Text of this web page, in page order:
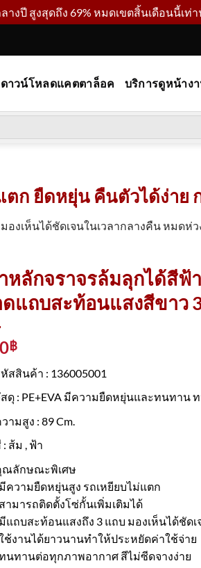
ลางปี สูงสุดถึง 69% หมดเขตสิ้นเดือนนี้เท่
ดาวน์โหลดแคตตาล็อค บริการดูหน้าง
ตก ยืดหยุ่น คืนตัวได้ง่า
งเห็นได้ชัดเจนในเวลากลางคืน หมดห่ว
หลักจราจรล้มลุกได้สีฟ้
แถบสะท้อนแสงสีขาว
฿
สสินค้า : 136005001
ดุ : PE+EVA มีความยืดหยุ่นและทนทาน
ามสูง : 89 Cm.
: ส้ม , ฟ้า
ณลักษณะพิเศษ
ความยืดหยุ่นสูง รถเหยียบไม่แตก
ามารถติดตั้งโซ่กั้นเพิ่มเติมได้
แถบสะท้อนแสงถึง 3 แถบ มองเห็นได้ชัดเ
ช้งานได้ยาวนานทำให้ประหยัดค่าใช้จ่าย
นทานต่อทุกภาพอากาศ สีไม่ซีดจางง่าย